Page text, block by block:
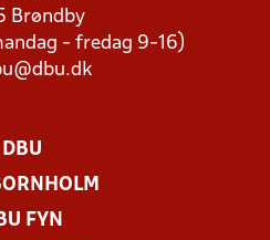
Brøndby
- fredag 9-16)
DBU
FYN